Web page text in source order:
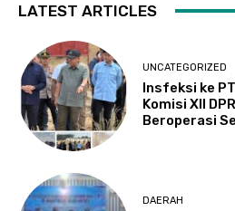
LATEST ARTICLES
UNCATEGORIZED
Insfeksi ke
Komisi XII
Beroperasi
DAERAH